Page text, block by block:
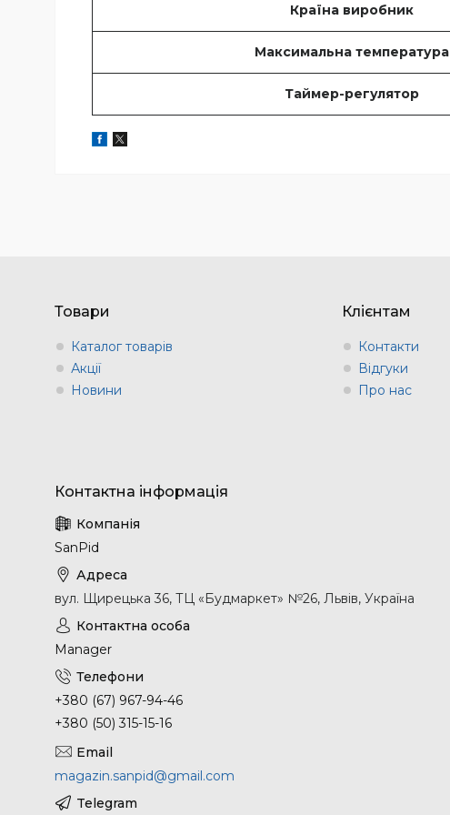
Країна виробник
Максимальна температура
Таймер-регулятор
Товари
Каталог товарів
Акції
Новини
Клієнтам
Контакти
Відгуки
Про нас
SanPid
вул. Щирецька 36, ТЦ «Будмаркет» №26, Львів, Україна
Manager
+380 (67) 967-94-46
+380 (50) 315-15-16
magazin.sanpid@gmail.com